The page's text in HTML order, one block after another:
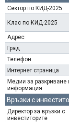
Сектор по КИД-2025
Клас по КИД-2025
Адрес
Град
Телефон
Интернет страница
Медии за разкриване
информация
Връзки с
Директор за връзки с
инвеститорите